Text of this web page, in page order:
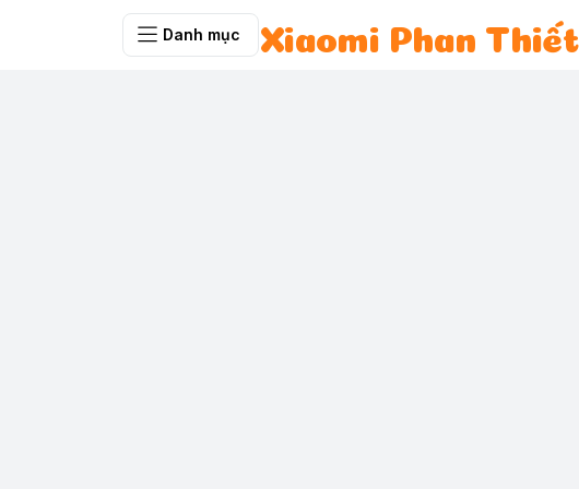
Danh mục Xiaomi Phan Thiết